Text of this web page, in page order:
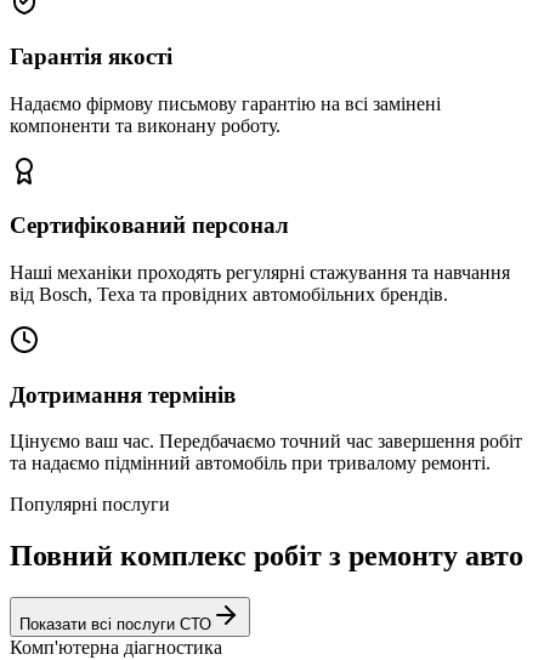
Гарантія якості
Надаємо фірмову письмову гарантію на всі замінені
компоненти та виконану роботу.
Сертифікований персонал
Наші механіки проходять регулярні стажування та навчання
від Bosch, Texa та провідних автомобільних брендів.
Дотримання термінів
Цінуємо ваш час. Передбачаємо точний час завершення робіт
та надаємо підмінний автомобіль при тривалому ремонті.
Популярні послуги
Повний комплекс робіт з ремонту авто
Показати всі послуги СТО
Комп'ютерна діагностика